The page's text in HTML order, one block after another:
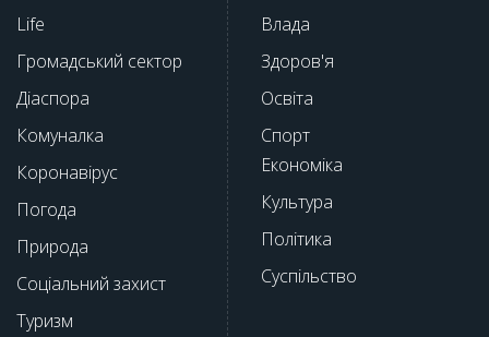
Life
Громадський сектор
Діаспора
Комуналка
Коронавірус
Погода
Природа
Соціальний захист
Туризм
Влада
Здоров'я
Освіта
Спорт
Економіка
Культура
Політика
Суспільство